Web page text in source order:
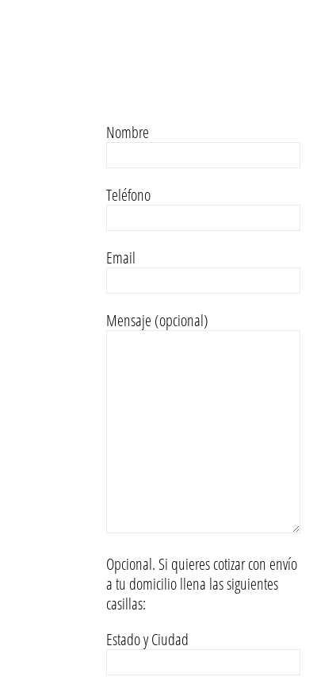
Nombre
Teléfono
Email
Mensaje (opcional)
Opcional. Si quieres cotizar con envío
a tu domicilio llena las siguientes
casillas:
Estado y Ciudad